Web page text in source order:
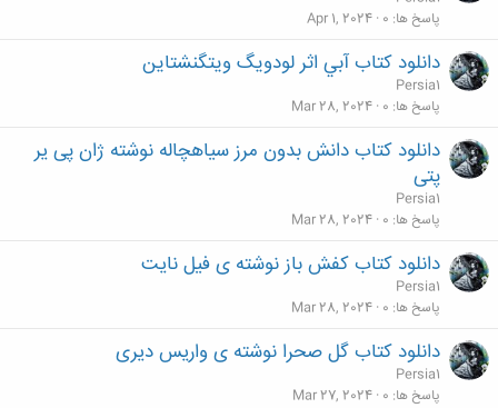
پاسخ ها 0
Apr 1, 2024
دانلود كتاب آبي اثر لودويگ ويتگنشتاين
Persia1
پاسخ ها 0
Mar 28, 2024
دانلود کتاب دانش بدون مرز سیاهچاله نوشته ژان پی یر
پتی
Persia1
پاسخ ها 0
Mar 28, 2024
دانلود کتاب کفش باز نوشته ی فیل نایت
Persia1
پاسخ ها 0
Mar 28, 2024
دانلود کتاب گل صحرا نوشته ی واریس دیری
Persia1
پاسخ ها 0
Mar 27, 2024